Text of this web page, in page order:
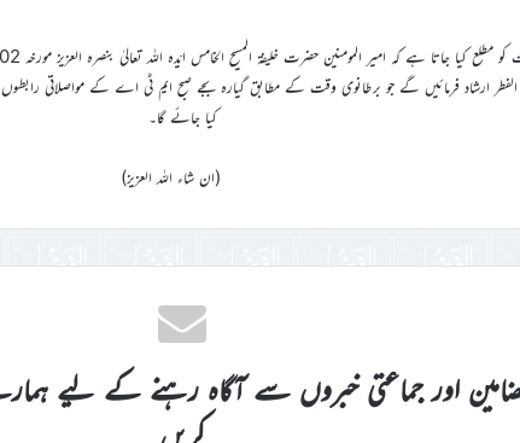
ارشاد فرمائیں گے جو برطانوی وقت کے مطابق گیارہ بجے صبح ایم ٹی اے کے مواصلاتی
کیا جائے گا۔
(ان شاء اللہ العزیز)
اور جماعتی خبروں سے آگاہ رہنے کے لیے